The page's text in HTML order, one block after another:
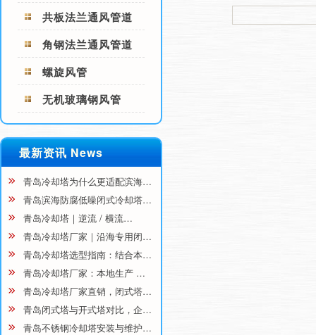
共板法兰通风管道
角钢法兰通风管道
螺旋风管
无机玻璃钢风管
最新资讯 News
青岛冷却塔为什么更适配滨海…
青岛滨海防腐低噪闭式冷却塔…
青岛冷却塔｜逆流 / 横流…
青岛冷却塔厂家｜沿海专用闭…
青岛冷却塔选型指南：结合本…
青岛冷却塔厂家：本地生产 …
青岛冷却塔厂家直销，闭式塔…
青岛闭式塔与开式塔对比，企…
青岛不锈钢冷却塔安装与维护…